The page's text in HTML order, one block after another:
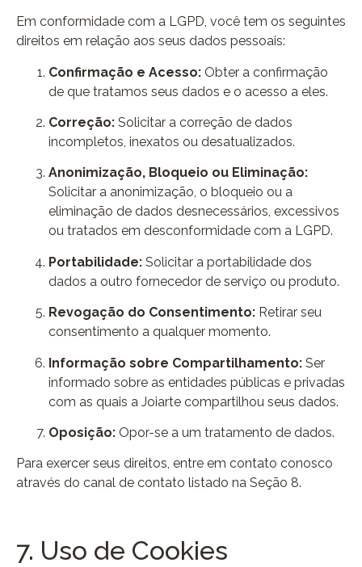
Em conformidade com a LGPD, você tem os seguintes
direitos em relação aos seus dados pessoais:
Confirmação e Acesso: Obter a confirmação
de que tratamos seus dados e o acesso a eles.
Correção: Solicitar a correção de dados
incompletos, inexatos ou desatualizados.
Anonimização, Bloqueio ou Eliminação:
Solicitar a anonimização, o bloqueio ou a
eliminação de dados desnecessários, excessivos
ou tratados em desconformidade com a LGPD.
Portabilidade: Solicitar a portabilidade dos
dados a outro fornecedor de serviço ou produto.
Revogação do Consentimento: Retirar seu
consentimento a qualquer momento.
Informação sobre Compartilhamento: Ser
informado sobre as entidades públicas e privadas
com as quais a Joiarte compartilhou seus dados.
Oposição: Opor-se a um tratamento de dados.
Para exercer seus direitos, entre em contato conosco
através do canal de contato listado na Seção 8.
7. Uso de Cookies